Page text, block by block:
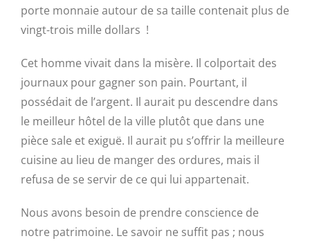
porte monnaie autour de sa taille contenait plus de
vingt-trois mille dollars !
Cet homme vivait dans la misère. Il colportait des
journaux pour gagner son pain. Pourtant, il
possédait de l’argent. Il aurait pu descendre dans
le meilleur hôtel de la ville plutôt que dans une
pièce sale et exiguë. Il aurait pu s’offrir la meilleure
cuisine au lieu de manger des ordures, mais il
refusa de se servir de ce qui lui appartenait.
Nous avons besoin de prendre conscience de
notre patrimoine. Le savoir ne suffit pas ; nous